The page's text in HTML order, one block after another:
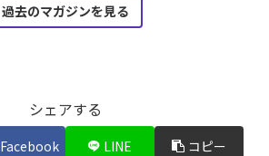
過去のマガジンを見る
シェアする
Facebook LINE コピー